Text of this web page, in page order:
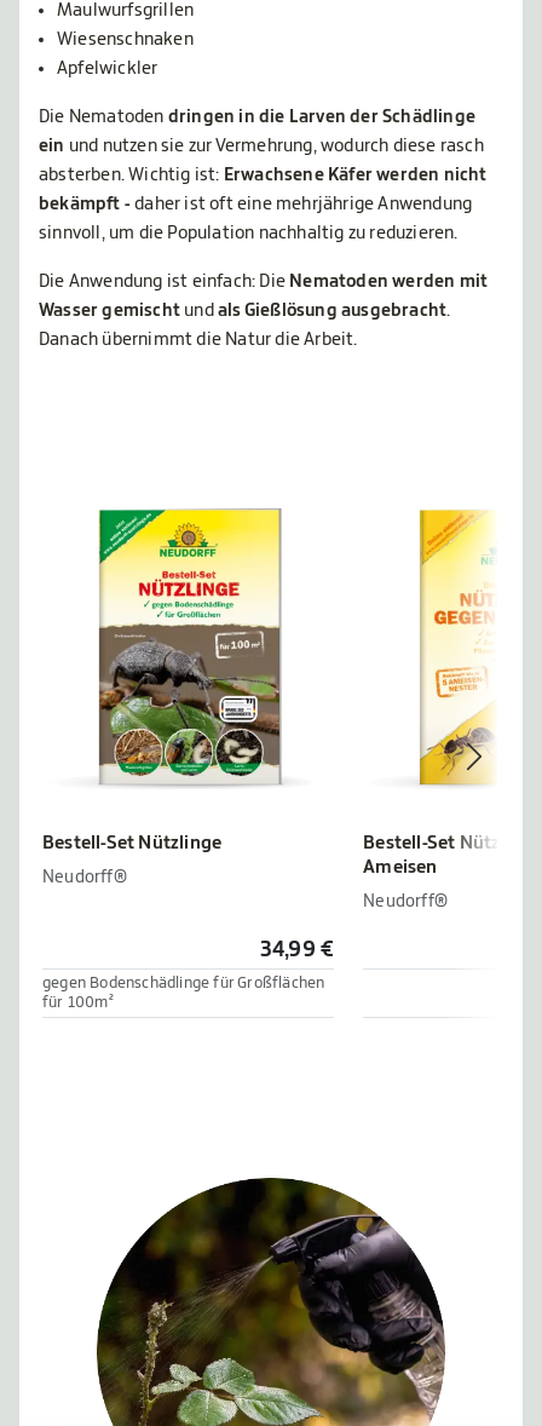
Maulwurfsgrillen
Wiesenschnaken
Apfelwickler
Die Nematoden dringen in die Larven der Schädlinge
ein und nutzen sie zur Vermehrung, wodurch diese rasch
absterben. Wichtig ist: Erwachsene Käfer werden nicht
bekämpft -daher ist oft eine mehrjährige Anwendung
sinnvoll, um die Population nachhaltig zu reduzieren.
Die Anwendung ist einfach: Die Nematoden werden mit
Wasser gemischt undals Gießlösung ausgebracht.
Danach übernimmt die Natur die Arbeit.
Bestell-Set Nützlinge
Neudorff®
34,99 €
gegen Bodenschädlinge für Großflächen
für 100m²
Bestell-Set
Ameisen
Neudorff®